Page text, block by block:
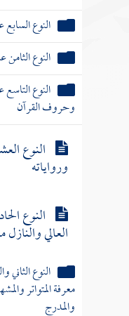
النوع
النوع
النوع
وحروف القرآن
النوع
ورواياته
النوع
العالي
النوع
معرفة المتواتر
والمدرج